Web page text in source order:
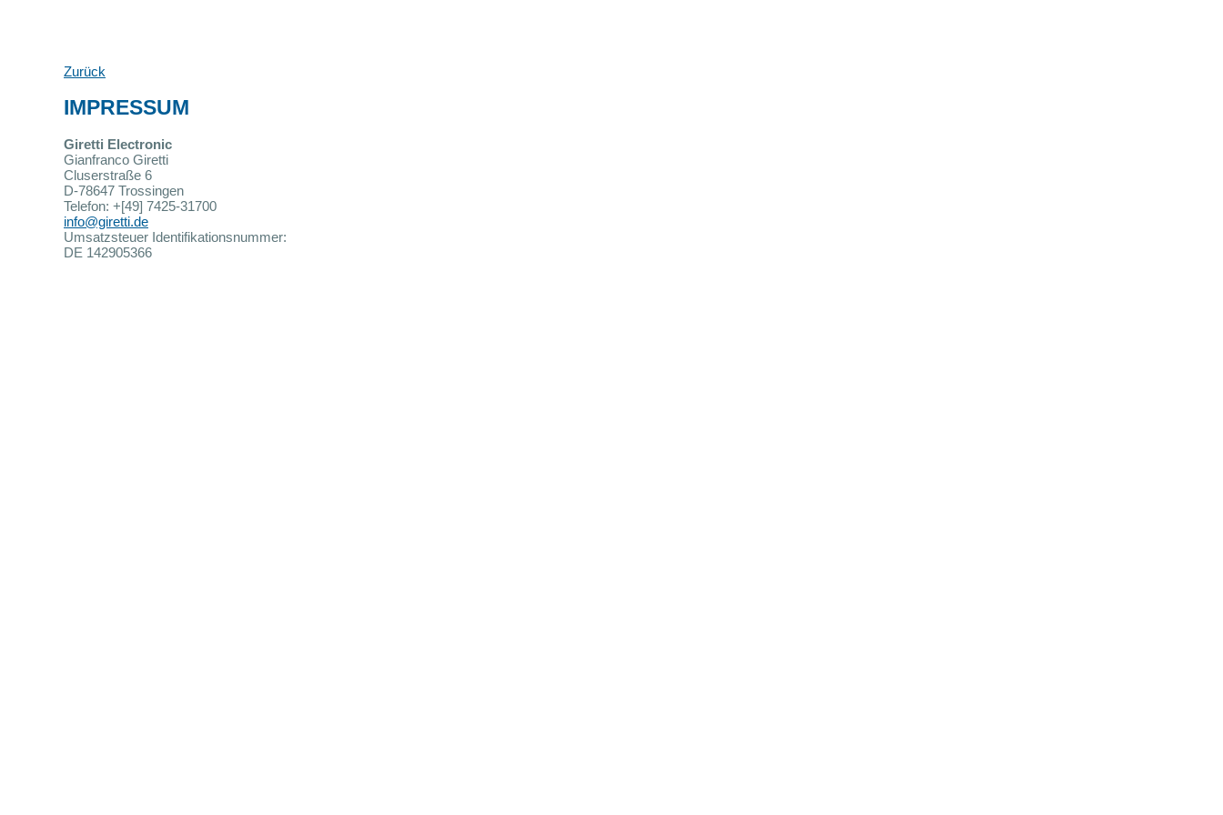
Zurück
IMPRESSUM
Giretti Electronic
Gianfranco Giretti
Cluserstraße 6
D-78647 Trossingen
Telefon: +[49] 7425-31700
info@giretti.de
Umsatzsteuer Identifikationsnummer:
DE 142905366